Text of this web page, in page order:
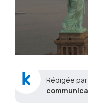
Rédigée par